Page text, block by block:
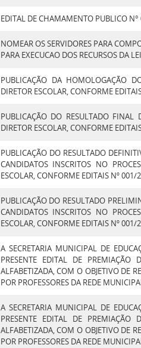
EDITAL DE CHAMAMENTO PUBLICO
NOMEAR OS SERVIDORES PARA
PARA EXECUCAO DOS RECURSOS DA
PUBLICAÇÃO DA HOMOLOGAÇÃO
DIRETOR ESCOLAR, CONFORME
PUBLICAÇÃO DO RESULTADO
DIRETOR ESCOLAR, CONFORME
PUBLICAÇÃO DO RESULTADO
CANDIDATOS INSCRITOS NO
ESCOLAR, CONFORME EDITAIS Nº
PUBLICAÇÃO DO RESULTADO
CANDIDATOS INSCRITOS NO
ESCOLAR, CONFORME EDITAIS Nº
A SECRETARIA MUNICIPAL DE
PRESENTE EDITAL DE
ALFABETIZADA, COM O OBJETIVO DE
POR PROFESSORES DA REDE
A SECRETARIA MUNICIPAL DE
PRESENTE EDITAL DE
ALFABETIZADA, COM O OBJETIVO DE
POR PROFESSORES DA REDE